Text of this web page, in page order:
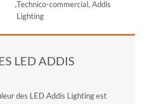
,Technico-commercial, Addis
Lighting
LED ADDIS
des LED Addis Lighting est